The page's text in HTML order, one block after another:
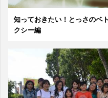
知っておきたい！とっさのベ
クシー編